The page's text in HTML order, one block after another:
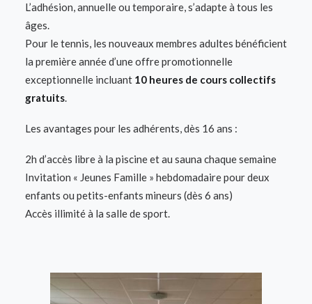
L’adhésion, annuelle ou temporaire, s’adapte à tous les
âges.
Pour le tennis, les nouveaux membres adultes bénéficient
la première année d’une offre promotionnelle
exceptionnelle incluant 10 heures de cours collectifs
gratuits.
Les avantages pour les adhérents, dès 16 ans :
2h d’accès libre à la piscine et au sauna chaque semaine
Invitation « Jeunes Famille » hebdomadaire pour deux
enfants ou petits-enfants mineurs (dès 6 ans)
Accès illimité à la salle de sport.